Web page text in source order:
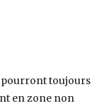
pourront toujours
en zone non